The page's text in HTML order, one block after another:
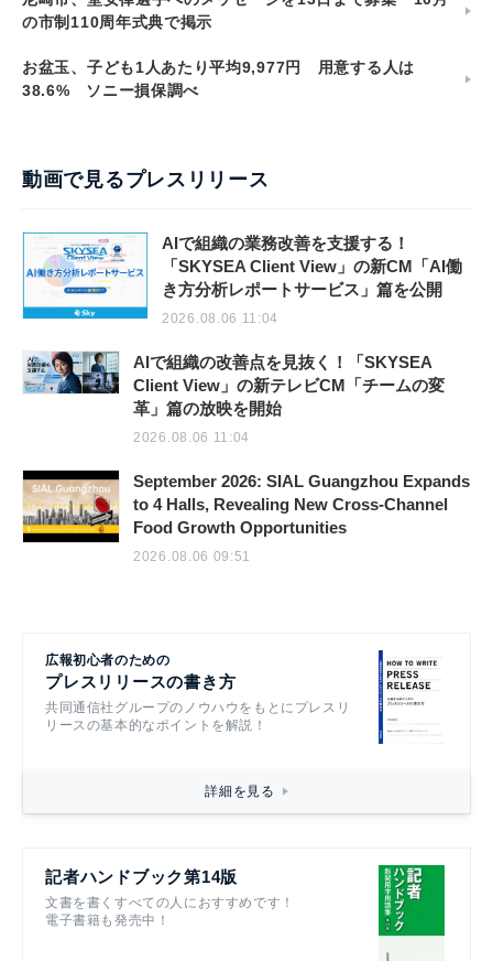
の市制110周年式典で掲示
お盆玉、子ども1人あたり平均9,977円 用意する人は
38.6% ソニー損保調べ
動画で見るプレスリリース
AIで組織の業務改善を支援する！
「SKYSEA Client View」の新CM「AI働
き方分析レポートサービス」篇を公開
2026.08.06 11:04
AIで組織の改善点を見抜く！「SKYSEA
Client View」の新テレビCM「チームの変
革」篇の放映を開始
2026.08.06 11:04
September 2026: SIAL Guangzhou Expands
to 4 Halls, Revealing New Cross-Channel
Food Growth Opportunities
2026.08.06 09:51
広報初心者のための
プレスリリースの書き方
共同通信社グループのノウハウをもとにプレスリ
リースの基本的なポイントを解説！
詳細を見る
記者ハンドブック第14版
文書を書くすべての人におすすめです！
電子書籍も発売中！